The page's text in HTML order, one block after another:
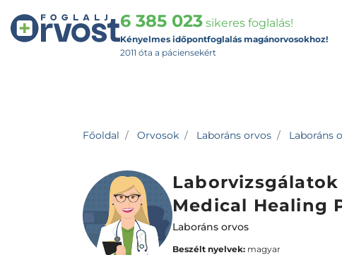
6 385 023 sikeres foglalás!
Kényelmes időpontfoglalás magánorvosokhoz!
2011 óta a páciensekért
Főoldal Orvosok Laboráns orvos Laboráns
Laborvizsgálatok
Medical Healing
Laboráns orvos
Beszélt nyelvek: magyar